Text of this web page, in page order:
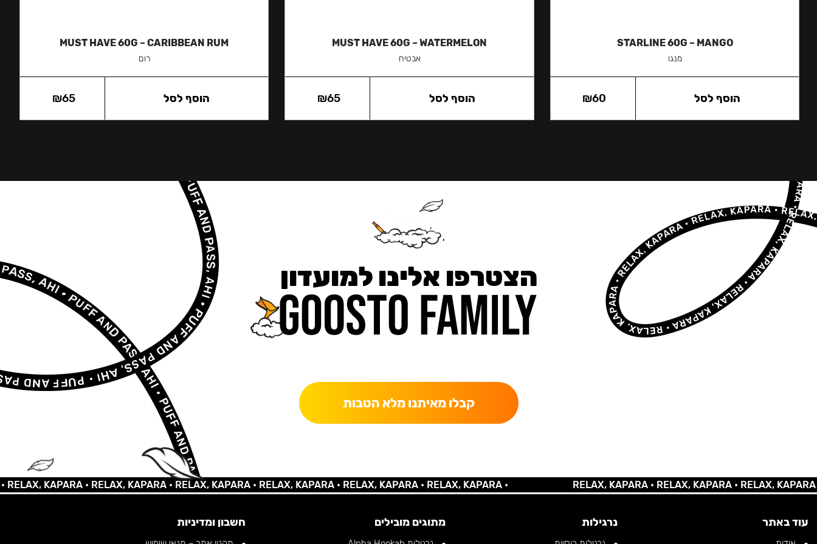
STARLINE 60G – MANGO
מנגו
₪60 הוסף לסל
MUST HAVE 60G – WATERMELON
אבטיח
₪65 הוסף לסל
MUST HAVE 60G – CARIBBEAN RUM
רום
₪65 הוסף לסל
הצטרפו אלינו למועדון
קבלו מאיתנו מלא הטבות
KAPARA •RELAX, KAPARA •RELAX, KAPARA •RELAX, KAPARA •RELAX, KAPARA •RELAX, KAPARA • RELAX, KAPARA •RELAX, KAPARA •RELAX, KAPARA •
עוד באתר נרגילות מתוגים מובילים חשבון ומדיניות